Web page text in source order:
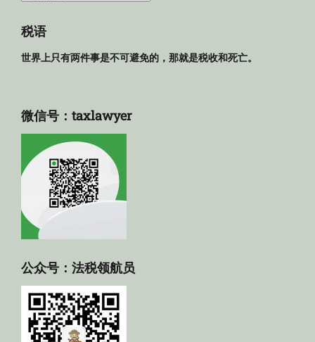
库
税语
世界上只有两件事是不可避免的，那就是税收和死亡。
微信号：taxlawyer
公众号：法税领航员